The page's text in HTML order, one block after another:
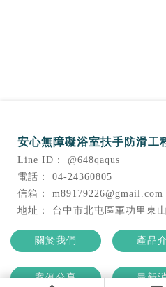
@648qaqus
04-24360805
m89179226@gmail.com
台中市北屯區軍功里東
關於我們 產品
案例分享 最新